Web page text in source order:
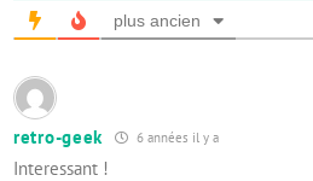
plus ancien
retro-geek 6 années il y a
Interessant !